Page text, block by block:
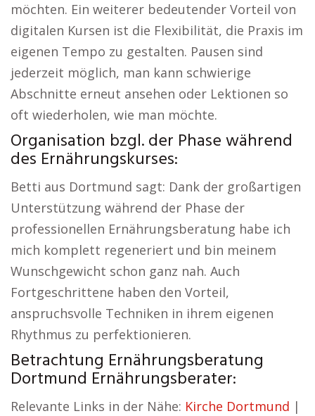
möchten. Ein weiterer bedeutender Vorteil von
digitalen Kursen ist die Flexibilität, die Praxis im
eigenen Tempo zu gestalten. Pausen sind
jederzeit möglich, man kann schwierige
Abschnitte erneut ansehen oder Lektionen so
oft wiederholen, wie man möchte.
Organisation bzgl. der Phase während
des Ernährungskurses:
Betti aus Dortmund sagt: Dank der großartigen
Unterstützung während der Phase der
professionellen Ernährungsberatung habe ich
mich komplett regeneriert und bin meinem
Wunschgewicht schon ganz nah. Auch
Fortgeschrittene haben den Vorteil,
anspruchsvolle Techniken in ihrem eigenen
Rhythmus zu perfektionieren.
Betrachtung Ernährungsberatung
Dortmund Ernährungsberater:
Relevante Links in der Nähe: Kirche Dortmund |